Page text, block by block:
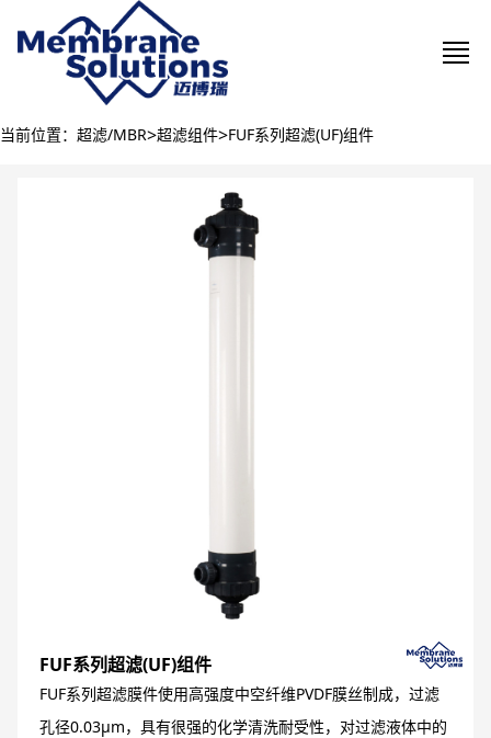
当前位置： 超滤/MBR>超滤组件>FUF系列超滤(UF)组件
FUF系列超滤(UF)组件
FUF系列超滤膜件使用高强度中空纤维PVDF膜丝制成，过滤
孔径0.03μm，具有很强的化学清洗耐受性，对过滤液体中的